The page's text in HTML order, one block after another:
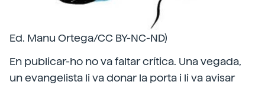
Ed. Manu Ortega/CC BY-NC-ND)
En publicar-ho no va faltar crítica. Una vegada,
un evangelista li va donar la porta i li va avisar